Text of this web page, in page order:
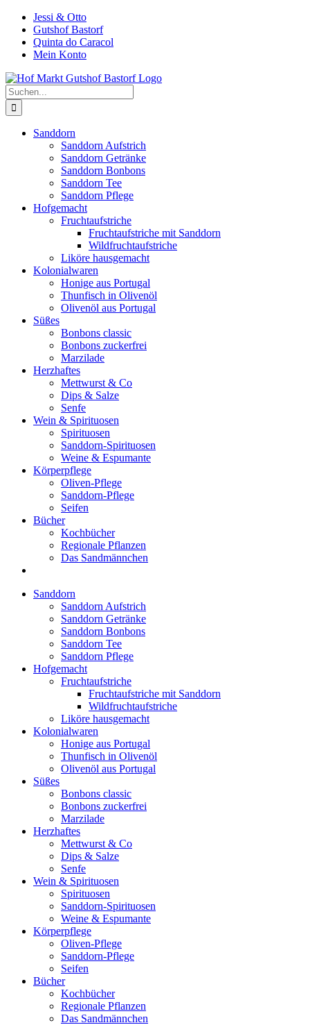
Zum
Inhalt
springen
Jessi & Otto
Gutshof Bastorf
Quinta do Caracol
Mein Konto
Suche
nach:
Sanddorn
Sanddorn Aufstrich
Sanddorn Getränke
Sanddorn Bonbons
Sanddorn Tee
Sanddorn Pflege
Hofgemacht
Fruchtaufstriche
Fruchtaufstriche mit Sanddorn
Wildfruchtaufstriche
Liköre hausgemacht
Kolonialwaren
Honige aus Portugal
Thunfisch in Olivenöl
Olivenöl aus Portugal
Süßes
Bonbons classic
Bonbons zuckerfrei
Marzilade
Herzhaftes
Mettwurst & Co
Dips & Salze
Senfe
Wein & Spirituosen
Spirituosen
Sanddorn-Spirituosen
Weine & Espumante
Körperpflege
Oliven-Pflege
Sanddorn-Pflege
Seifen
Bücher
Kochbücher
Regionale Pflanzen
Das Sandmännchen
Sanddorn
Sanddorn Aufstrich
Sanddorn Getränke
Sanddorn Bonbons
Sanddorn Tee
Sanddorn Pflege
Hofgemacht
Fruchtaufstriche
Fruchtaufstriche mit Sanddorn
Wildfruchtaufstriche
Liköre hausgemacht
Kolonialwaren
Honige aus Portugal
Thunfisch in Olivenöl
Olivenöl aus Portugal
Süßes
Bonbons classic
Bonbons zuckerfrei
Marzilade
Herzhaftes
Mettwurst & Co
Dips & Salze
Senfe
Wein & Spirituosen
Spirituosen
Sanddorn-Spirituosen
Weine & Espumante
Körperpflege
Oliven-Pflege
Sanddorn-Pflege
Seifen
Bücher
Kochbücher
Regionale Pflanzen
Das Sandmännchen